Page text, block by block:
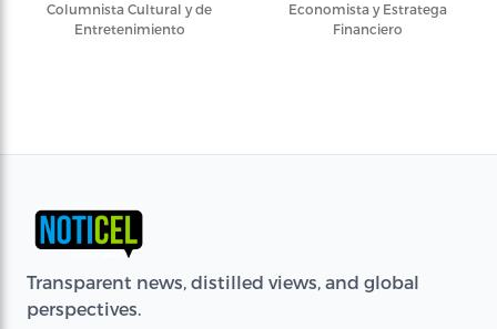
Columnista Cultural y de
Entretenimiento
Economista y Estratega
Financiero
Transparent news, distilled views, and global
perspectives.